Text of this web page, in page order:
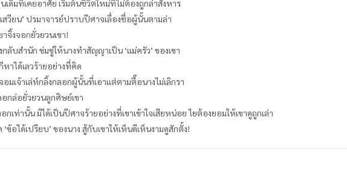
เดิมที่เคยอาศัย เริ่มต้นชีวิตใหม่ที่ไม่ต้องถูกล่าสังหาร
สวียน’ ปรมาจารย์ปราบปีศาจเลื่องชื่อผู้นั้นตามล่า
าจิ้งจอกยั่วยวนเขา!
ลับสำนัก ข่มขู่ให้นางทำสัญญาเป็น ‘แม่ครัว’ ของเขา
าได้เลวร้ายอย่างที่คิด
มเจ้าเล่ห์กลิ้งกลอกผู้นั้นที่เอาแต่ตามตื๊อนางไม่เลิกรา
กล่อยั่วยวนลูกศิษย์เขา
กเท่านั้น มิได้เป็นปีศาจร้ายอย่างที่เขาเข้าใจเสียหน่อย ไยต้องยอมให้เขาดูถูกเล่า
ข้อได้เปรียบ’ ของนาง สู้กับเขาให้เห็นดีเห็นงามดูสักตั้ง!